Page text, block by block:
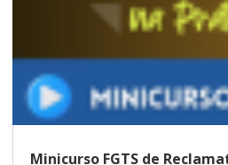
Minicurso FGTS de